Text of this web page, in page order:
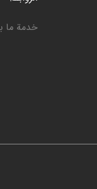
خدمة ما